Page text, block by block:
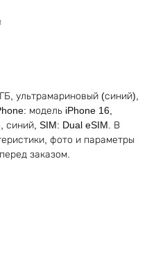
ультрамариновый (синий),
модель iPhone 16,
синий, SIM: Dual eSIM. В
фото и параметры
заказом.